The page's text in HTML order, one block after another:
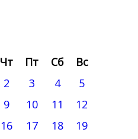
Чт Пт Сб
Вс
2 3 4
5
9 10 11
12
16 17 18
19